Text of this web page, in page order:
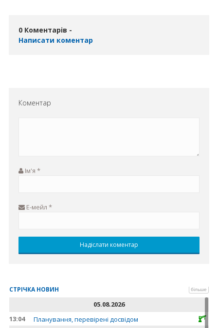
0 Коментарів -
Написати коментар
Коментар
Ім'я *
Е-мейл *
СТРІЧКА НОВИН більше
05.08.2026
13:04
Планування, перевірені досвідом